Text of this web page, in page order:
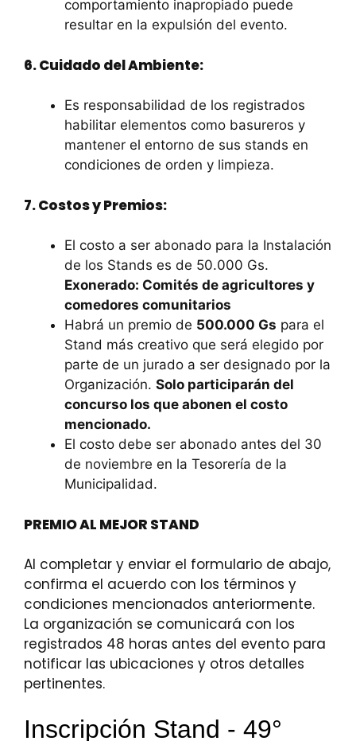
comportamiento inapropiado puede
resultar en la expulsión del evento.
6. Cuidado del Ambiente:
Es responsabilidad de los registrados
habilitar elementos como basureros y
mantener el entorno de sus stands en
condiciones de orden y limpieza.
7. Costos y Premios:
El costo a ser abonado para la Instalación
de los Stands es de 50.000 Gs.
Exonerado: Comités de agricultores y
comedores comunitarios
Habrá un premio de 500.000 Gs para el
Stand más creativo que será elegido por
parte de un jurado a ser designado por la
Organización. Solo participarán del
concurso los que abonen el costo
mencionado.
El costo debe ser abonado antes del 30
de noviembre en la Tesorería de la
Municipalidad.
PREMIO AL MEJOR STAND
Al completar y enviar el formulario de abajo,
confirma el acuerdo con los términos y
condiciones mencionados anteriormente.
La organización se comunicará con los
registrados 48 horas antes del evento para
notificar las ubicaciones y otros detalles
pertinentes.